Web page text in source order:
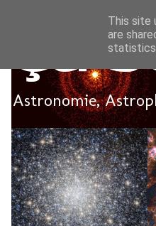
Ça
Astronomie,
This site
are